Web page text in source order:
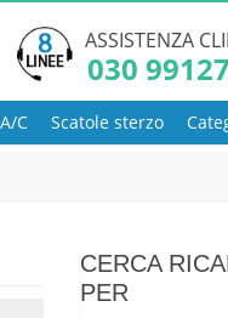
ASSISTENZA
030
C Scatole sterzo
CERCA
PER